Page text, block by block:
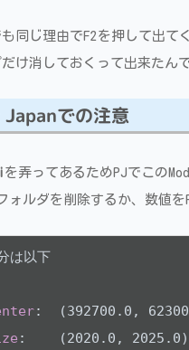
同じ理由でF2を押して出て
だけ消しておくって出来たん
での注意
を弄ってあるためPJでこの
ォルダを削除するか、数値
は以下
:  (392700 .0 , 62300
:    (2020 .0 , 2025 .0